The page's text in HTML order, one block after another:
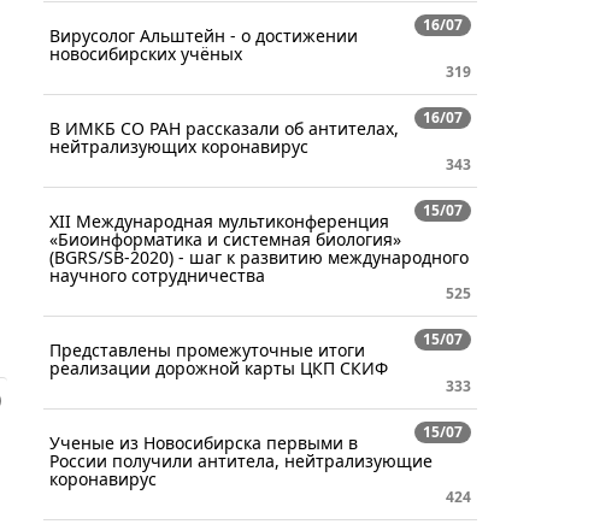
16/07
Вирусолог Альштейн - о достижении
новосибирских учёных
319
16/07
В ИМКБ СО РАН рассказали об антителах,
нейтрализующих коронавирус
343
15/07
XII Международная мультиконференция
«Биоинформатика и системная биология»
(BGRS/SB-2020) - шаг к развитию международного
научного сотрудничества
525
15/07
Представлены промежуточные итоги
реализации дорожной карты ЦКП СКИФ
333
15/07
Ученые из Новосибирска первыми в
России получили антитела, нейтрализующие
коронавирус
424